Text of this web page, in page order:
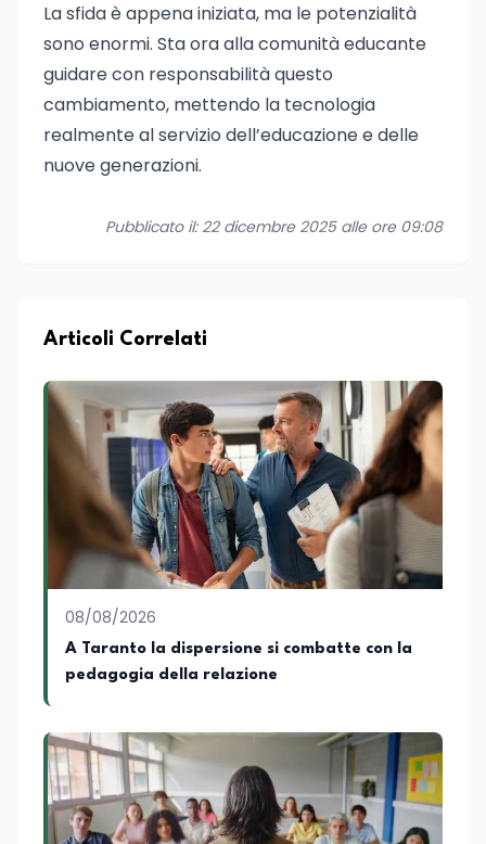
La sfida è appena iniziata, ma le potenzialità
sono enormi. Sta ora alla comunità educante
guidare con responsabilità questo
cambiamento, mettendo la tecnologia
realmente al servizio dell’educazione e delle
nuove generazioni.
Pubblicato il: 22 dicembre 2025 alle ore 09:08
Articoli Correlati
08/08/2026
A Taranto la dispersione si combatte con la
pedagogia della relazione